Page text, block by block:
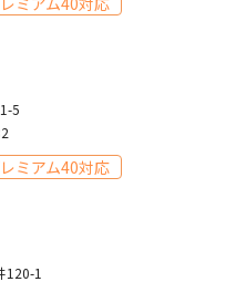
5
ミアム40対応
120-1